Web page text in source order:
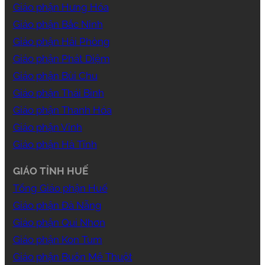
Giáo phận Hưng Hóa
Giáo phận Bắc Ninh
Giáo phận Hải Phòng
Giáo phận Phát Diệm
Giáo phận Bùi Chu
Giáo phận Thái Bình
Giáo phận Thanh Hóa
Giáo phận Vinh
Giáo phận Hà Tĩnh
GIÁO TỈNH HUẾ
Tổng Giáo phận Huế
Giáo phận Đà Nẵng
Giáo phận Qui Nhơn
Giáo phận Kon Tum
Giáo phận Buôn Mê Thuột